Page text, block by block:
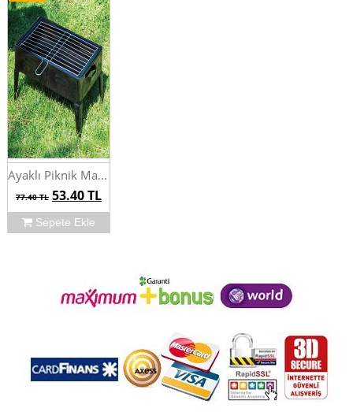
Ayaklı Piknik Mangalı
77.40TL 53.40TL
Sepete Ekle